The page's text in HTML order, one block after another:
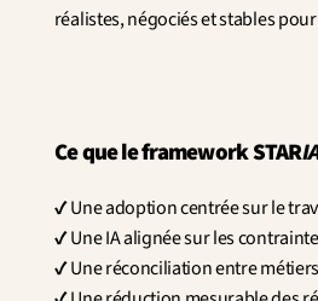
réalistes, négociés et stables
Ce que le framework STAR
✔️ Une adoption centrée sur le
✔️ Une IA alignée sur les
✔️ Une réconciliation entre